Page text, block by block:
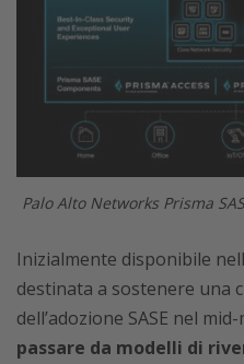
Palo Alto Networks Prisma
Inizialmente disponibile
destinata a sostenere una
dell’adozione SASE nel
passare da modelli di